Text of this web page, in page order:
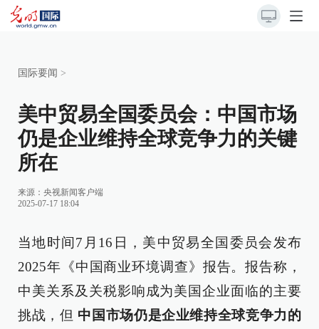
国际要闻 >
美中贸易全国委员会：中国市场
仍是企业维持全球竞争力的关键
所在
来源： 央视新闻客户端
2025-07-17 18:04
当地时间7月16日，美中贸易全国委员会发布
2025年《中国商业环境调查》报告。报告称，
中美关系及关税影响成为美国企业面临的主要
挑战，但 中国市场仍是企业维持全球竞争力的